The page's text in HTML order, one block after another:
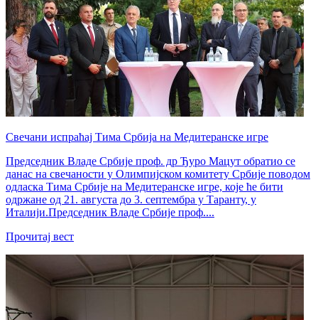
Свечани испраћај Тима Србија на Медитеранске игре
Председник Владе Србије проф. др Ђуро Мацут обратио се
данас на свечаности у Олимпијском комитету Србије поводом
одласка Тима Србије на Медитеранске игре, које ће бити
одржане од 21. августа до 3. септембра у Таранту, у
Италији.Председник Владе Србије проф....
Прочитај вест